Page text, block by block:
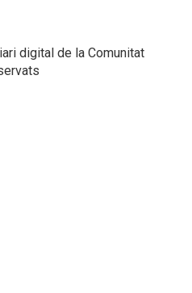
digital de la Comunitat